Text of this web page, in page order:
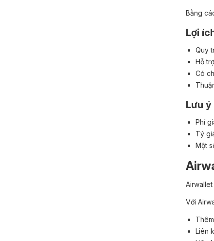
Bằng
Lợi
Quy
Hỗ
Có
Lưu
Phí
Tỷ
Một
Với
Liên